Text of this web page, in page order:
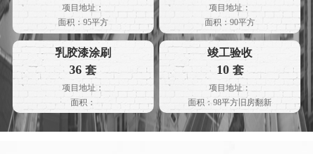
项目地址：
面积：95平方
项目地址：
面积：90平方
乳胶漆涂刷
36 套
项目地址：
面积：
竣工验收
10 套
项目地址：
面积：98平方旧房翻新